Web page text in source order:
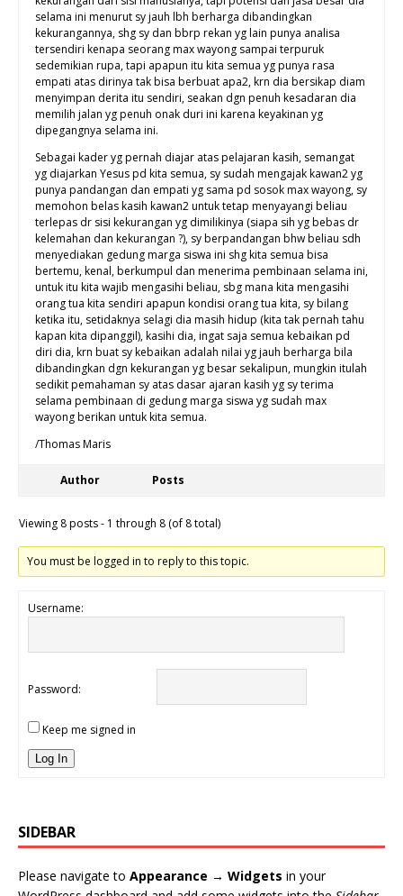
selama ini menurut sy jauh lbh berharga dibandingkan
kekurangannya, shg sy dan bbrp rekan yg lain punya analisa
tersendiri kenapa seorang max wayong sampai terpuruk
sedemikian rupa, tapi apapun itu kita semua yg punya rasa
empati atas dirinya tak bisa berbuat apa2, krn dia bersikap diam
menyimpan derita itu sendiri, seakan dgn penuh kesadaran dia
memilih jalan yg penuh onak duri ini karena keyakinan yg
dipegangnya selama ini.
Sebagai kader yg pernah diajar atas pelajaran kasih, semangat
yg diajarkan Yesus pd kita semua, sy sudah mengajak kawan2 yg
punya pandangan dan empati yg sama pd sosok max wayong, sy
memohon belas kasih kawan2 untuk tetap menyayangi beliau
terlepas dr sisi kekurangan yg dimilikinya (siapa sih yg bebas dr
kelemahan dan kekurangan ?), sy berpandangan bhw beliau sdh
menyediakan gedung marga siswa ini shg kita semua bisa
bertemu, kenal, berkumpul dan menerima pembinaan selama ini,
untuk itu kita wajib mengasihi beliau, sbg mana kita mengasihi
orang tua kita sendiri apapun kondisi orang tua kita, sy bilang
ketika itu, setidaknya selagi dia masih hidup (kita tak pernah tahu
kapan kita dipanggil), kasihi dia, ingat saja semua kebaikan pd
diri dia, krn buat sy kebaikan adalah nilai yg jauh berharga bila
dibandingkan dgn kekurangan yg besar sekalipun, mungkin itulah
sedikit pemahaman sy atas dasar ajaran kasih yg sy terima
selama pembinaan di gedung marga siswa yg sudah max
wayong berikan untuk kita semua.
/Thomas Maris
Author Posts
Viewing 8 posts - 1 through 8 (of 8 total)
You must be logged in to reply to this topic.
Username:
Password:
Keep me signed in
Log In
SIDEBAR
Please navigate to Appearance → Widgets in your